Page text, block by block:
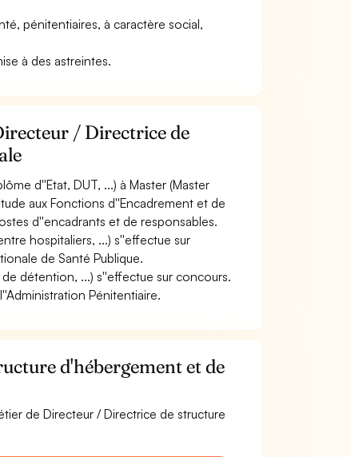
pénitentiaires, à caractère social,
à des astreintes.
/ Directrice de
d''Etat, DUT, ...) à Master (Master
aux Fonctions d''Encadrement et de
d''encadrants et de responsables.
hospitaliers, ...) s''effectue sur
de Santé Publique.
détention, ...) s''effectue sur concours.
Pénitentiaire.
d'hébergement et de
de Directeur / Directrice de structure